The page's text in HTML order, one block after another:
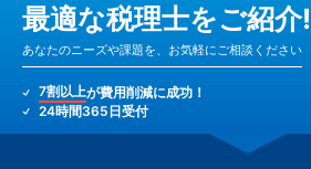
最適な税理士をご紹介!
あなたのニーズや課題を、お気軽にご相談ください
7割以上が費用削減に成功！
24時間365日受付